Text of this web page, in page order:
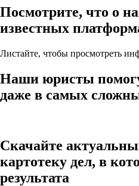
Посмотрите, что о
известных
Листайте, чтобы просмотреть
Наши юристы
даже в самых
Скачайте
картотеку дел, в
результата